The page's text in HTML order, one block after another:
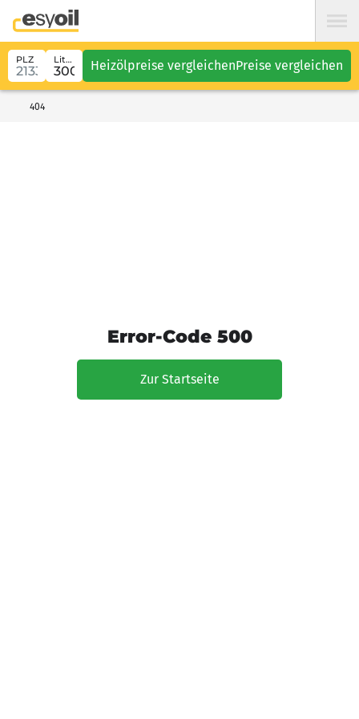
PLZ Liter Heizölpreise vergleichenPreise vergleichen
404
Error-Code 500
Zur Startseite